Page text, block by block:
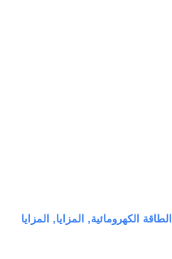
الطاقة الكهرومائية, المزايا, المزايا